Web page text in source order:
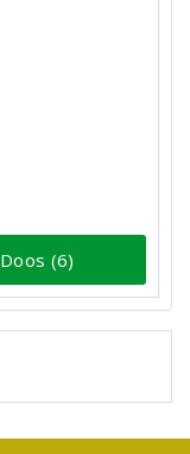
Doos (6)